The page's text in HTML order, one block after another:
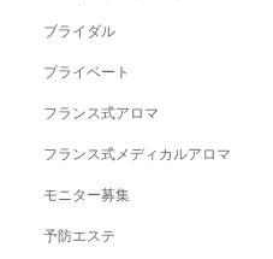
ブライダル
プライベート
フランス式アロマ
フランス式メディカルアロマ
モニター募集
予防エステ